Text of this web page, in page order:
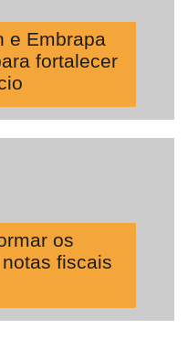
e Embrapa
fortalecer
os
fiscais